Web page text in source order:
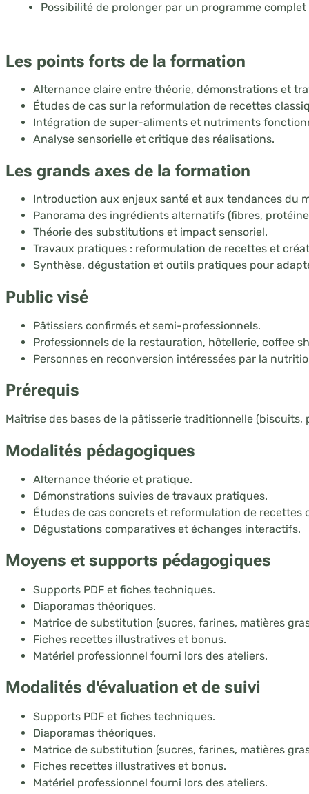
Possibilité de prolonger par un programme complet
Les points forts de la formation
Alternance claire entre théorie, démonstrations et
Études de cas sur la reformulation de recettes
Intégration de super-aliments et nutriments
Analyse sensorielle et critique des réalisations.
Les grands axes de la formation
Introduction aux enjeux santé et aux tendances du
Panorama des ingrédients alternatifs (fibres,
Théorie des substitutions et impact sensoriel.
Travaux pratiques : reformulation de recettes et
Synthèse, dégustation et outils pratiques pour
Public visé
Pâtissiers confirmés et semi-professionnels.
Professionnels de la restauration, hôtellerie, coffee
Personnes en reconversion intéressées par la
Prérequis
Maîtrise des bases de la pâtisserie traditionnelle (biscuits,
Modalités pédagogiques
Alternance théorie et pratique.
Démonstrations suivies de travaux pratiques.
Études de cas concrets et reformulation de recettes
Dégustations comparatives et échanges interactifs.
Moyens et supports pédagogiques
Supports PDF et fiches techniques.
Diaporamas théoriques.
Matrice de substitution (sucres, farines, matières
Fiches recettes illustratives et bonus.
Matériel professionnel fourni lors des ateliers.
Modalités d'évaluation et de suivi
Supports PDF et fiches techniques.
Diaporamas théoriques.
Matrice de substitution (sucres, farines, matières
Fiches recettes illustratives et bonus.
Matériel professionnel fourni lors des ateliers.